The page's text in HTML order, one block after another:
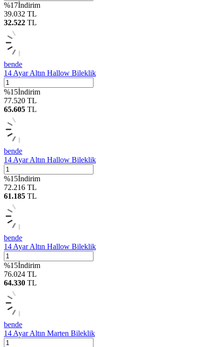
%17İndirim
39.032 TL
32.522 TL
bende
14 Ayar Altın Hallow Bileklik
%15İndirim
77.520 TL
65.605 TL
bende
14 Ayar Altın Hallow Bileklik
%15İndirim
72.216 TL
61.185 TL
bende
14 Ayar Altın Hallow Bileklik
%15İndirim
76.024 TL
64.330 TL
bende
14 Ayar Altın Marten Bileklik